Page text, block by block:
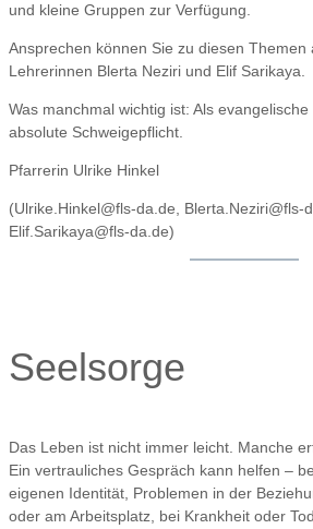
und kleine Gruppen zur Verfügung.
Ansprechen können Sie zu diesen Themen
Lehrerinnen Blerta Neziri und Elif Sarikaya.
Was manchmal wichtig ist: Als
absolute Schweigepflicht.
Pfarrerin Ulrike Hinkel
(Ulrike.Hinkel@fls-da.de, Blerta.Neziri@fls-
Elif.Sarikaya@fls-da.de)
Seelsorge
Das Leben ist nicht immer leicht. Manche
Ein vertrauliches Gespräch kann helfen –
eigenen Identität, Problemen in der
oder am Arbeitsplatz, bei Krankheit oder